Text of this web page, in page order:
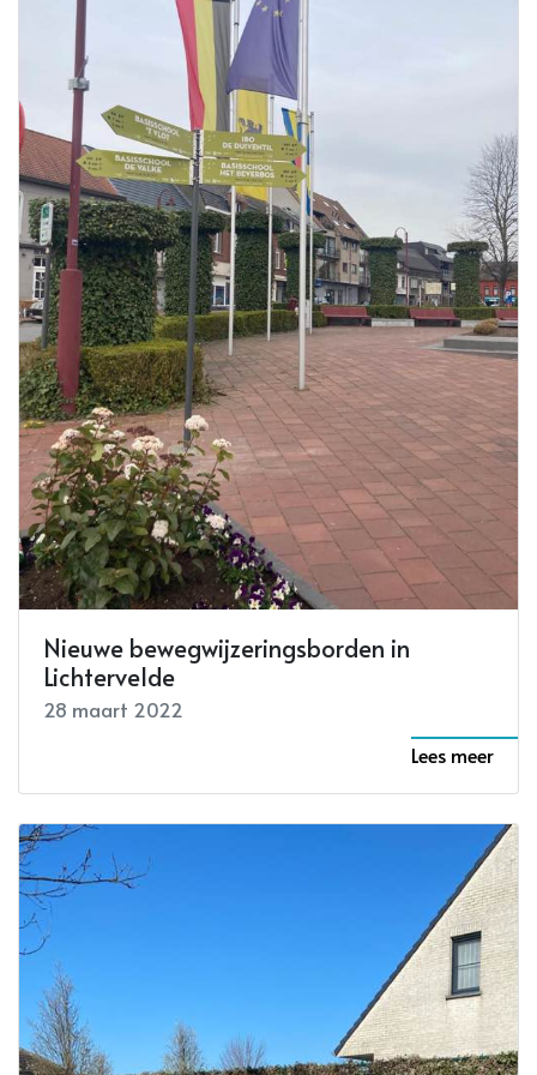
Nieuwe bewegwijzeringsborden in
Lichtervelde
28 maart 2022
Lees meer